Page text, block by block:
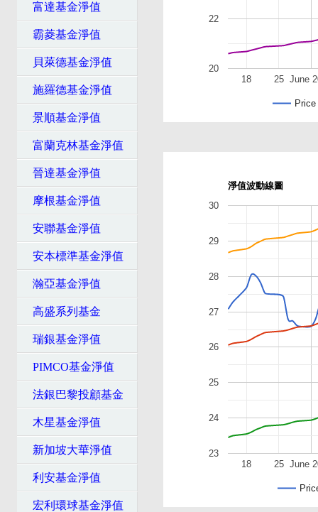
富達基金淨值
霸菱基金淨值
貝萊德基金淨值
施羅德基金淨值
景順基金淨值
富蘭克林基金淨值
晉達基金淨值
摩根基金淨值
安聯基金淨值
安本標準基金淨值
瀚亞基金淨值
高盛系列基金
瑞銀基金淨值
PIMCO基金淨值
法銀巴黎投顧基金
木星基金淨值
新加坡大華淨值
利安基金淨值
宏利環球基金淨值
Price
June
18 25
20
22
淨值波動線圖
June
18 25
23
24
25
26
27
28
29
30